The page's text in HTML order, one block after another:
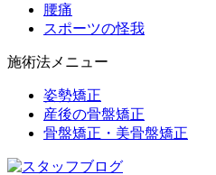
腰痛
スポーツの怪我
施術法メニュー
姿勢矯正
産後の骨盤矯正
骨盤矯正・美骨盤矯正